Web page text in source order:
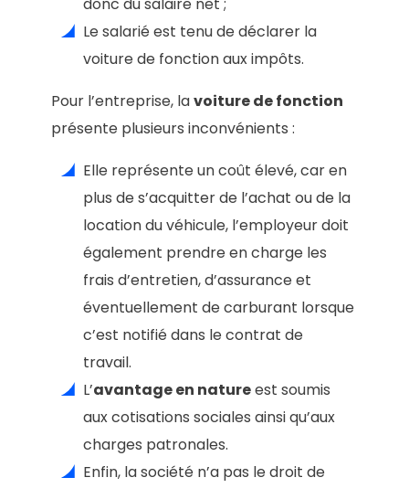
Le salarié est tenu de déclarer la
voiture de fonction aux impôts.
Pour l’entreprise, lavoiture de fonction
présente plusieurs inconvénients :
Elle représente un coût élevé, car en
plus de s’acquitter de l’achat ou de la
location du véhicule, l’employeur doit
également prendre en charge les
frais d’entretien, d’assurance et
éventuellement de carburant lorsque
c’est notifié dans le contrat de
travail.
L’avantage en natureest soumis
aux cotisations sociales ainsi qu’aux
charges patronales.
Enfin, la société n’a pas le droit de